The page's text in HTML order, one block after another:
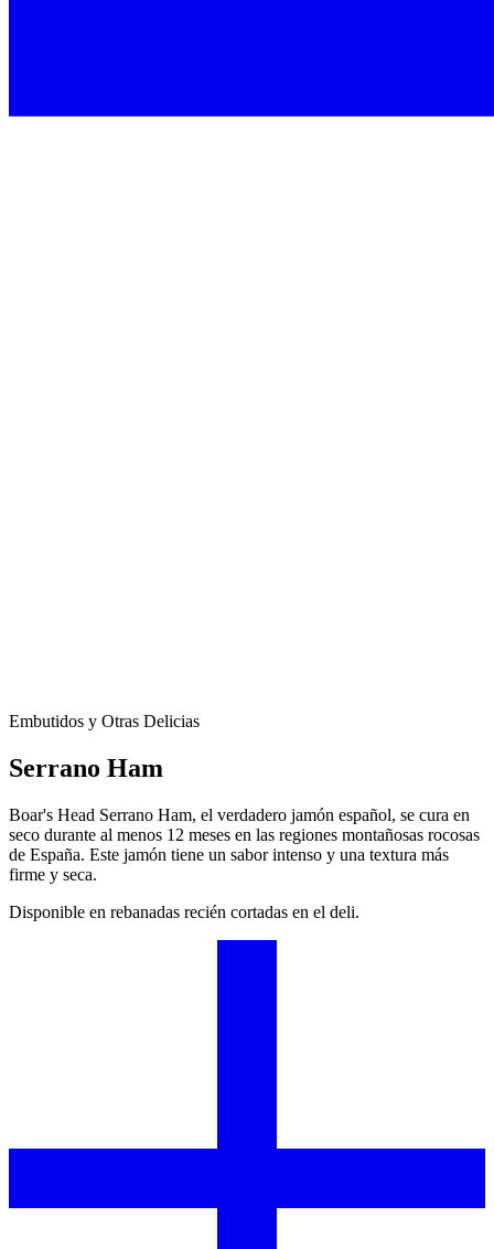
Embutidos y Otras Delicias
Serrano Ham
Boar's Head Serrano Ham, el verdadero jamón español, se cura en
seco durante al menos 12 meses en las regiones montañosas rocosas
de España. Este jamón tiene un sabor intenso y una textura más
firme y seca.
Disponible en rebanadas recién cortadas en el deli.